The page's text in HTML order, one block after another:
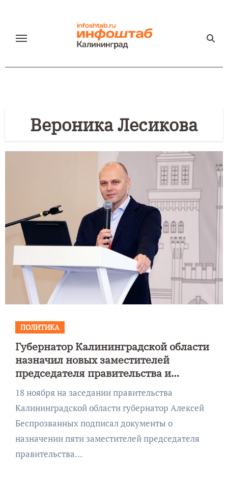
содержанию
Вероника Лесикова
ПОЛИТИКА
Губернатор Калининградской области
назначил новых заместителей
председателя правительства и
руководителей министерств
18 ноября на заседании правительства
Калининградской области губернатор Алексей
Беспрозванных подписал документы о
назначении пяти заместителей председателя
правительства…